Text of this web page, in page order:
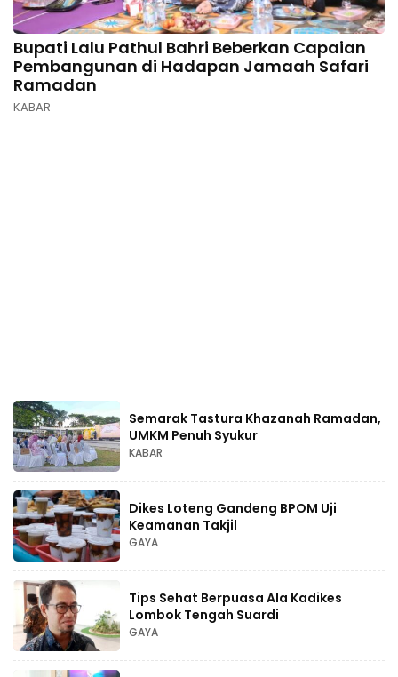
Bupati Lalu Pathul Bahri Beberkan Capaian
Pembangunan di Hadapan Jamaah Safari
Ramadan
KABAR
Semarak Tastura Khazanah Ramadan,
UMKM Penuh Syukur
KABAR
Dikes Loteng Gandeng BPOM Uji
Keamanan Takjil
GAYA
Tips Sehat Berpuasa Ala Kadikes
Lombok Tengah Suardi
GAYA